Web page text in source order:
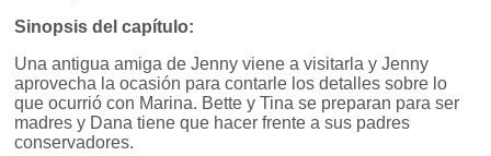
Sinopsis del capítulo:
Una antigua amiga de Jenny viene a visitarla y Jenny
aprovecha la ocasión para contarle los detalles sobre lo
que ocurrió con Marina. Bette y Tina se preparan para ser
madres y Dana tiene que hacer frente a sus padres
conservadores.